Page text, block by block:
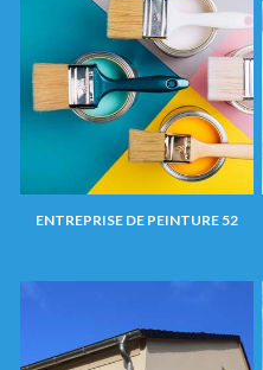
ENTREPRISE DE PEINTURE 52